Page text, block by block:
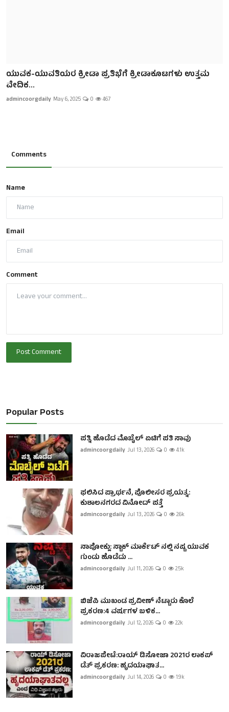
ಯುವಕ-ಯುವತಿಯರ ಕ್ರೀಡಾ ಪ್ರತಿಭೆಗೆ ಕ್ರೀಡಾಕೂಟಗಳು ಉತ್ತಮ
ವೇದಿಕ...
admincoorgdaily May 6, 2025 0 467
Comments
Name
Email
Comment
Post Comment
Popular Posts
ಪತ್ನಿ ಹೊಡೆದ ಮೊಬೈಲ್ ಏಟಿಗೆ ಪತಿ ಸಾವು
admincoorgdaily Jul 13, 2026 0 4.1k
ಫಲಿಸಿದ ಪ್ರಾರ್ಥನೆ, ಪೊಲೀಸರ ಪ್ರಯತ್ನ:
ಕುಶಾಲನಗರದ ವಿನೋದ್ ಪತ್ತೆ
admincoorgdaily Jul 13, 2026 0 2.6k
ನಾಪೋಕ್ಲು: ಸ್ಟಾಕ್ ಮಾರ್ಕೆಟ್ ನಲ್ಲಿ ನಷ್ಟ ಯುವಕ
ಗುಂಡು ಹೊಡೆದು ...
admincoorgdaily Jul 11, 2026 0 2.5k
ಬಿಜೆಪಿ ಮುಖಂಡ ಪ್ರವೀಣ್ ನೆಟ್ಟಾರು ಕೊಲೆ
ಪ್ರಕರಣ:4 ವರ್ಷಗಳ ಬಳಿಕ...
admincoorgdaily Jul 12, 2026 0 2.2k
ವಿರಾಜಪೇಟೆ:ರಾಯ್ ಡಿಸೋಜಾ 2021ರ ಲಾಕಪ್
ಡೆತ್ ಪ್ರಕರಣ: ಹೃದಯಾಘಾತ...
admincoorgdaily Jul 14, 2026 0 1.9k